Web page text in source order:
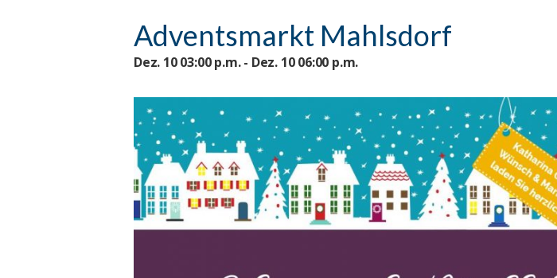
Adventsmarkt Mahlsdorf
Dez. 10 03:00 p.m. - Dez. 10 06:00 p.m.